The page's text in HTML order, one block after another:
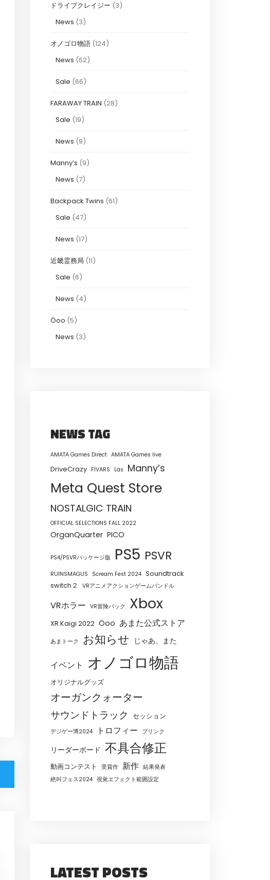
ドライブクレイジー (3)
News (3)
オノゴロ物語 (124)
News (62)
Sale (66)
FARAWAY TRAIN (28)
Sale (19)
News (9)
Manny’s (9)
News (7)
Backpack Twins (61)
Sale (47)
News (17)
近畿霊務局 (11)
Sale (6)
News (4)
Öoo (5)
News (3)
NEWS TAG
AMATA Games Direct AMATA Games live
DriveCrazy FIVARS Las Manny’s
Meta Quest Store
NOSTALGIC TRAIN
OFFICIAL SELECTIONS FALL 2022
OrganQuarter PICO
PS4/PSVRパッケージ版 PS5 PSVR
RUINSMAGUS Scream Fest 2024 Soundtrack
switch２
VRアニメアクションゲームバンドル
VRホラー VR冒険パック Xbox
XR Kaigi 2022 Öoo あまた公式ストア
あまトーク お知らせ じゃあ、また
イベント オノゴロ物語
オリジナルグッズ
オーガンクォーター
サウンドトラック セッション
デジゲー博2024 トロフィー ブリンク
リーダーボード 不具合修正
動画コンテスト 受賞作 新作 結果発表
絶叫フェス2024 視覚エフェクト範囲設定
LATEST POSTS